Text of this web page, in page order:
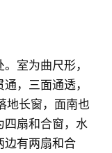
室为曲尺形，
，三面通透，
地长窗，面南也
四扇和合窗，水
边有两扇和合